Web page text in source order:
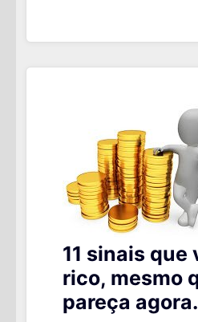
100
DIA
11 sinais que
rico, mesmo
pareça agora.